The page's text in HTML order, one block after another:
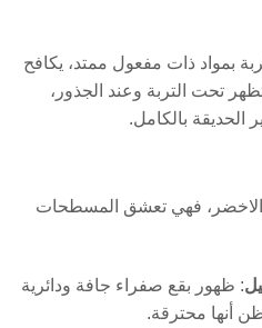
بمواد ذات مفعول ممتد، يكافح
تحت التربة وعند الجذور،
الحديقة بالكامل.
الاخضر، فهي تعشق المسطحات
: ظهور بقع صفراء جافة ودائرية
أنها محترقة.